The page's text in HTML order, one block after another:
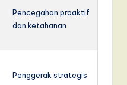
Pencegahan proaktif
dan ketahanan
Penggerak strategis